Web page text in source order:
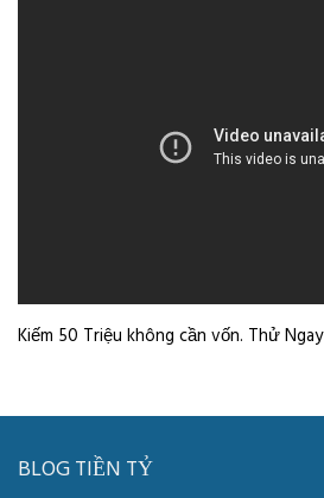
Kiếm 50 Triệu không cần vốn. Thử Ngay
BLOG TIỀN TỶ